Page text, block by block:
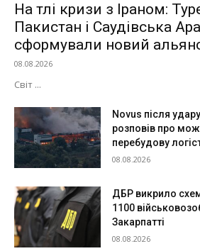
На тлі кризи з Іраном:
Пакистан і Саудівська
сформували новий
08.08.2026
Світ ...
Novus після
розповів про
перебудову
08.08.2026
ДБР викрило
1100
Закарпатті
08.08.2026